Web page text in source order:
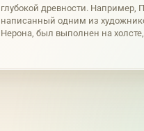
глубокой древности. Например,
написанный одним из
Нерона, был выполнен на